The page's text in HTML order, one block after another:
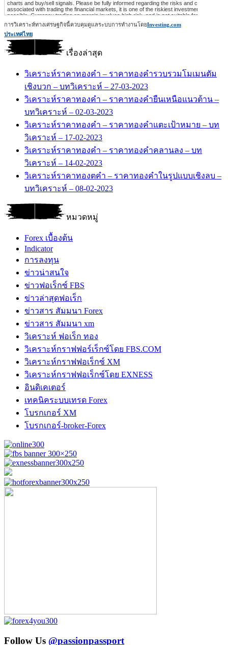
การวิเคราะห์ทางเศรษฐกิจนี้ควบคุมดูแลระบบการทำงานโดยInvesting.com
ประเทศไทย
เรื่องล่าสุด
วิเคราะห์ราคาทองคำ – ราคาทองคำรวบรวมโมเมนตัม
เชิงบวก – บทวิเคราะห์ – 27-03-2023
วิเคราะห์ราคาทองคำ – ราคาทองคำยืนเหนือแนวต้าน –
บทวิเคราะห์ – 02-03-2023
วิเคราะห์ราคาทองคำ – ราคาทองคำแตะเป้าหมาย – บท
วิเคราะห์ – 17-02-2023
วิเคราะห์ราคาทองคำ – ราคาทองคำคลานลง – บท
วิเคราะห์ – 14-02-2023
วิเคราะห์ราคาทองตคำ – ราคาทองคำในรูปแบบเชิงลบ –
บทวิเคราะห์ – 08-02-2023
หมวดหมู่
Forex เบื้องต้น
Indicator
การลงทุน
ข่าวน่าสนใจ
ข่าวฟอเร็กซ์ FBS
ข่าวล่าสุดฟอเร็ก
ข่าวสาร สัมมนา Forex
ข่าวสาร สัมมนา xm
วิเคราะห์ ฟอเร็ก ทอง
วิเคราะห์กราฟฟอร์เร็กซ์โดย FBS.COM
วิเคราะห์กราฟฟอเร็กซ์ XM
วิเคราะห์กราฟฟอเร็กซ์โดย EXNESS
อินดิเคเตอร์
เทคนิคระบบเทรด Forex
โบรกเกอร์ XM
โบรกเกอร์-broker-Forex
Follow Us @passionpassport